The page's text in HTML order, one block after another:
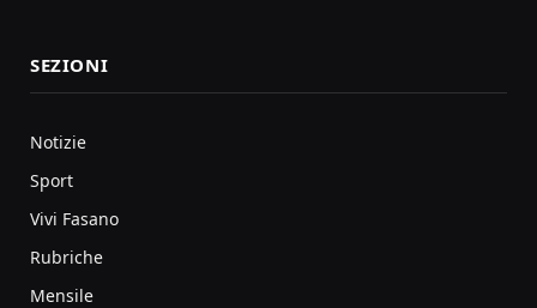
SEZIONI
Notizie
Sport
Vivi Fasano
Rubriche
Mensile